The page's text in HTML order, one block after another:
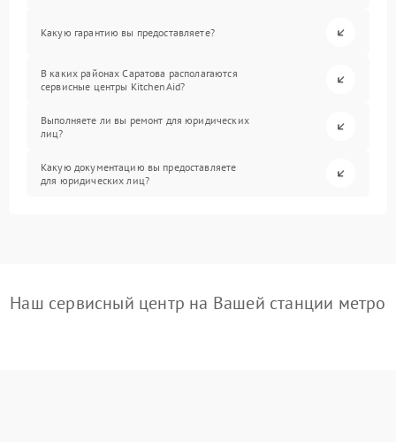
Какую гарантию вы предоставляете?
В каких районах Саратова располагаются
сервисные центры KitchenAid?
Выполняете ли вы ремонт для юридических
лиц?
Какую документацию вы предоставляете
для юридических лиц?
Наш сервисный центр на Вашей станции метро